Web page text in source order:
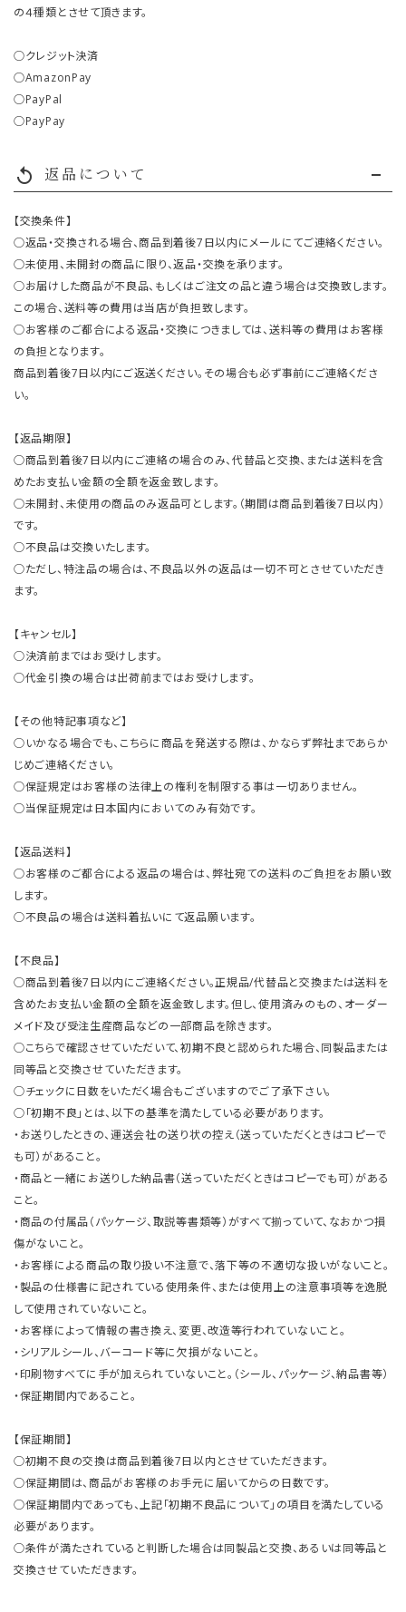
の４種類とさせて頂きます。
○クレジット決済
○AmazonPay
○PayPal
○PayPay
replay 返品について
【交換条件】
○返品・交換される場合、商品到着後7日以内にメールにてご連絡ください。
○未使用、未開封の商品に限り、返品・交換を承ります。
○お届けした商品が不良品、もしくはご注文の品と違う場合は交換致します。
この場合、送料等の費用は当店が負担致します。
○お客様のご都合による返品・交換につきましては、送料等の費用はお客様
の負担となります。
商品到着後7日以内にご返送ください。その場合も必ず事前にご連絡くださ
い。
【返品期限】
○商品到着後7日以内にご連絡の場合のみ、代替品と交換、または送料を含
めたお支払い金額の全額を返金致します。
○未開封、未使用の商品のみ返品可とします。（期間は商品到着後7日以内）
です。
○不良品は交換いたします。
○ただし、特注品の場合は、不良品以外の返品は一切不可とさせていただき
ます。
【キャンセル】
○決済前まではお受けします。
○代金引換の場合は出荷前まではお受けします。
【その他特記事項など】
○いかなる場合でも、こちらに商品を発送する際は、かならず弊社まであらか
じめご連絡ください。
○保証規定はお客様の法律上の権利を制限する事は一切ありません。
○当保証規定は日本国内においてのみ有効です。
【返品送料】
○お客様のご都合による返品の場合は、弊社宛ての送料のご負担をお願い致
します。
○不良品の場合は送料着払いにて返品願います。
【不良品】
○商品到着後7日以内にご連絡ください。正規品/代替品と交換または送料を
含めたお支払い金額の全額を返金致します。但し、使用済みのもの、オーダー
メイド及び受注生産商品などの一部商品を除きます。
○こちらで確認させていただいて、初期不良と認められた場合、同製品または
同等品と交換させていただきます。
○チェックに日数をいただく場合もございますのでご了承下さい。
○「初期不良」とは、以下の基準を満たしている必要があります。
・お送りしたときの、運送会社の送り状の控え（送っていただくときはコピーで
も可）があること。
・商品と一緒にお送りした納品書（送っていただくときはコピーでも可）がある
こと。
・商品の付属品（パッケージ、取説等書類等）がすべて揃っていて、なおかつ損
傷がないこと。
・お客様による商品の取り扱い不注意で、落下等の不適切な扱いがないこと。
・製品の仕様書に記されている使用条件、または使用上の注意事項等を逸脱
して使用されていないこと。
・お客様によって情報の書き換え、変更、改造等行われていないこと。
・シリアルシール、バーコード等に欠損がないこと。
・印刷物すべてに手が加えられていないこと。（シール、パッケージ、納品書等）
・保証期間内であること。
【保証期間】
○初期不良の交換は商品到着後7日以内とさせていただきます。
○保証期間は、商品がお客様のお手元に届いてからの日数です。
○保証期間内であっても、上記「初期不良品について」の項目を満たしている
必要があります。
○条件が満たされていると判断した場合は同製品と交換、あるいは同等品と
交換させていただきます。